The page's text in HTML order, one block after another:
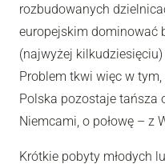
rozbudowanych
europejskim dominować
(najwyżej
Problem tkwi więc w
Polska pozostaje tańsza
Niemcami, o połowę – z
Krótkie pobyty młodych